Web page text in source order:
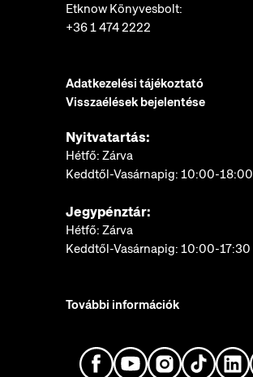
Etknow Könyvesbolt:
+36 1 474 2222
Adatkezelési tájékoztató
Visszaélések bejelentése
Nyitvatartás:
Hétfő: Zárva
Keddtől-Vasárnapig: 10:00-18:00
Jegypénztár:
Hétfő: Zárva
Keddtől-Vasárnapig: 10:00-17:30
További információk